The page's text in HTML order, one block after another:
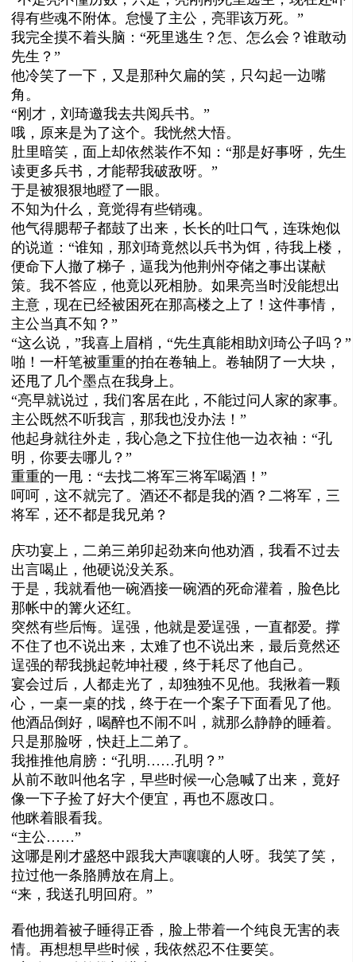
得有些魂不附体。怠慢了主公，亮罪该万死。”
我完全摸不着头脑：“死里逃生？怎、怎么会？谁敢动
先生？”
他冷笑了一下，又是那种欠扁的笑，只勾起一边嘴
角。
“刚才，刘琦邀我去共阅兵书。”
哦，原来是为了这个。我恍然大悟。
肚里暗笑，面上却依然装作不知：“那是好事呀，先生
读更多兵书，才能帮我破敌呀。”
于是被狠狠地瞪了一眼。
不知为什么，竟觉得有些销魂。
他气得腮帮子都鼓了出来，长长的吐口气，连珠炮似
的说道：“谁知，那刘琦竟然以兵书为饵，待我上楼，
便命下人撤了梯子，逼我为他荆州夺储之事出谋献
策。我不答应，他竟以死相胁。如果亮当时没能想出
主意，现在已经被困死在那高楼之上了！这件事情，
主公当真不知？”
“这么说，”我喜上眉梢，“先生真能相助刘琦公子吗？”
啪！一杆笔被重重的拍在卷轴上。卷轴阴了一大块，
还甩了几个墨点在我身上。
“亮早就说过，我们客居在此，不能过问人家的家事。
主公既然不听我言，那我也没办法！”
他起身就往外走，我心急之下拉住他一边衣袖：“孔
明，你要去哪儿？”
重重的一甩：“去找二将军三将军喝酒！”
呵呵，这不就完了。酒还不都是我的酒？二将军，三
将军，还不都是我兄弟？
庆功宴上，二弟三弟卯起劲来向他劝酒，我看不过去
出言喝止，他硬说没关系。
于是，我就看他一碗酒接一碗酒的死命灌着，脸色比
那帐中的篝火还红。
突然有些后悔。逞强，他就是爱逞强，一直都爱。撑
不住了也不说出来，太难了也不说出来，最后竟然还
逞强的帮我挑起乾坤社稷，终于耗尽了他自己。
宴会过后，人都走光了，却独独不见他。我揪着一颗
心，一桌一桌的找，终于在一个案子下面看见了他。
他酒品倒好，喝醉也不闹不叫，就那么静静的睡着。
只是那脸呀，快赶上二弟了。
我推推他肩膀：“孔明 ……孔明？”
从前不敢叫他名字，早些时候一心急喊了出来，竟好
像一下子捡了好大个便宜，再也不愿改口。
他眯着眼看我。
“主公……”
这哪是刚才盛怒中跟我大声嚷嚷的人呀。我笑了笑，
拉过他一条胳膊放在肩上。
“来，我送孔明回府。”
看他拥着被子睡得正香，脸上带着一个纯良无害的表
情。再想想早些时候，我依然忍不住要笑。